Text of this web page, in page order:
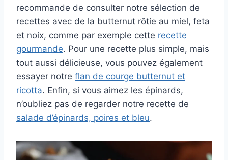
recommande de consulter notre sélection de
recettes avec de la butternut rôtie au miel, feta
et noix, comme par exemple cette recette
gourmande. Pour une recette plus simple, mais
tout aussi délicieuse, vous pouvez également
essayer notre flan de courge butternut et
ricotta. Enfin, si vous aimez les épinards,
n’oubliez pas de regarder notre recette de
salade d’épinards, poires et bleu.